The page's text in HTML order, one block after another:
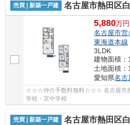
売買 | 新築一戸建 名古屋市熱田区白鳥1丁目6-23【仲介
5,880万円
名古屋市営
東海道本線
3LDK
建物面積：
土地面積：
愛知県名古
☆☆☆仲介手数料無料☆☆☆ 名古屋市熱
学校・宮中学校
売買 | 新築一戸建 名古屋市熱田区白鳥1丁目6-23【仲介